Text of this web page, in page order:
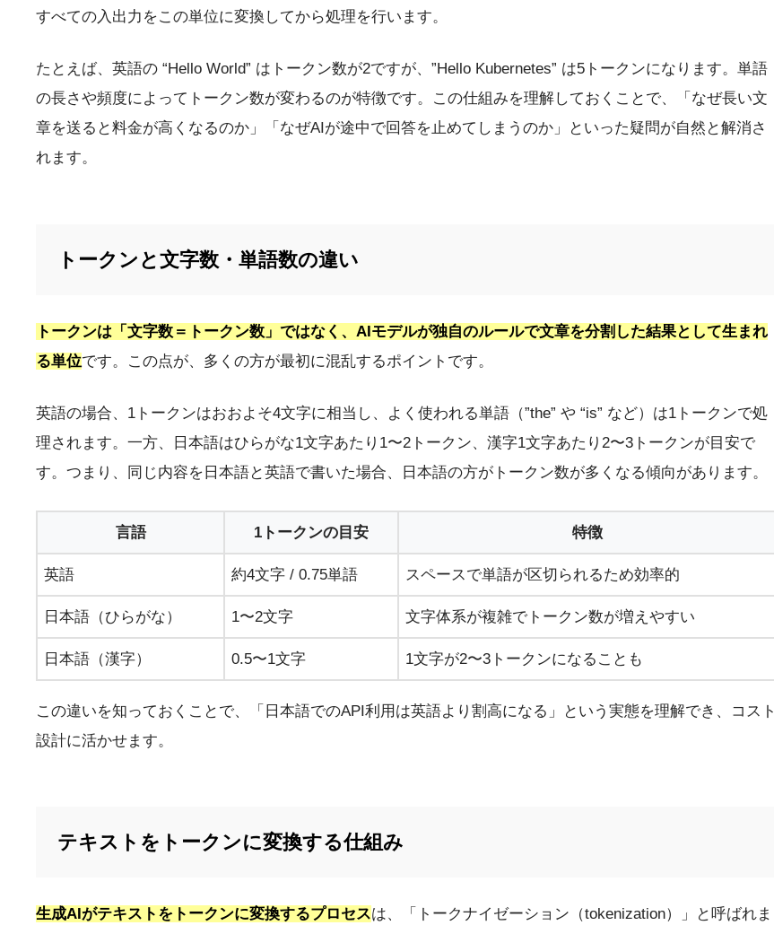
すべての入出力をこの単位に変換してから処理を行います。
たとえば、英語の “Hello World” はトークン数が2ですが、”Hello Kubernetes” は5トークンになります。単語
の長さや頻度によってトークン数が変わるのが特徴です。この仕組みを理解しておくことで、「なぜ長い文
章を送ると料金が高くなるのか」「なぜAIが途中で回答を止めてしまうのか」といった疑問が自然と解消さ
れます。
トークンと文字数・単語数の違い
トークンは「文字数＝トークン数」ではなく、AIモデルが独自のルールで文章を分割した結果として生まれ
る単位です。この点が、多くの方が最初に混乱するポイントです。
英語の場合、1トークンはおおよそ4文字に相当し、よく使われる単語（”the” や “is” など）は1トークンで処
理されます。一方、日本語はひらがな1文字あたり1〜2トークン、漢字1文字あたり2〜3トークンが目安で
す。つまり、同じ内容を日本語と英語で書いた場合、日本語の方がトークン数が多くなる傾向があります。
言語 1トークンの目安 特徴
英語 約4文字 / 0.75単語 スペースで単語が区切られるため効率的
日本語（ひらがな） 1〜2文字 文字体系が複雑でトークン数が増えやすい
日本語（漢字） 0.5〜1文字 1文字が2〜3トークンになることも
この違いを知っておくことで、「日本語でのAPI利用は英語より割高になる」という実態を理解でき、コスト
設計に活かせます。
テキストをトークンに変換する仕組み
生成AIがテキストをトークンに変換するプロセスは、「トークナイゼーション（tokenization）」と呼ばれま